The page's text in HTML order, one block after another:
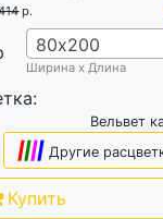
р.
80х200
Ширина х Длина
Вельвет
|||| Другие
Купить